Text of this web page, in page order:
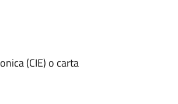
(CIE) o carta